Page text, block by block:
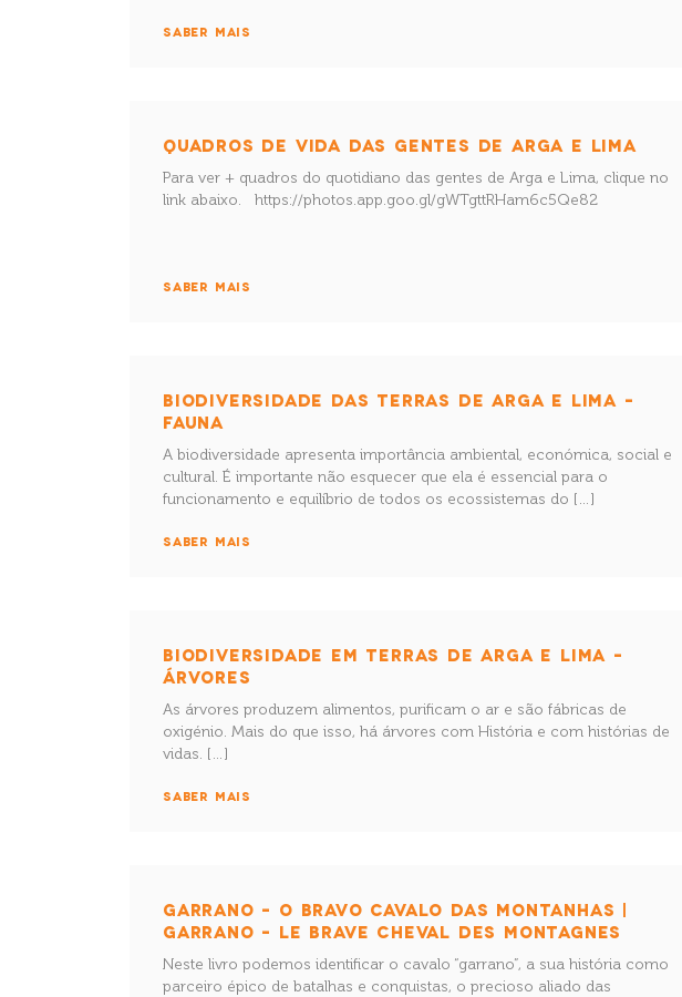
SABER MAIS
QUADROS DE VIDA DAS GENTES DE ARGA E LIMA
Para ver + quadros do quotidiano das gentes de Arga e Lima, clique no
link abaixo. https://photos.app.goo.gl/gWTgttRHam6c5Qe82
SABER MAIS
BIODIVERSIDADE DAS TERRAS DE ARGA E LIMA –
FAUNA
A biodiversidade apresenta importância ambiental, económica, social e
cultural. É importante não esquecer que ela é essencial para o
funcionamento e equilíbrio de todos os ecossistemas do […]
SABER MAIS
BIODIVERSIDADE EM TERRAS DE ARGA E LIMA –
ÁRVORES
As árvores produzem alimentos, purificam o ar e são fábricas de
oxigénio. Mais do que isso, há árvores com História e com histórias de
vidas. […]
SABER MAIS
GARRANO – O BRAVO CAVALO DAS MONTANHAS |
GARRANO – LE BRAVE CHEVAL DES MONTAGNES
Neste livro podemos identificar o cavalo “garrano”, a sua história como
parceiro épico de batalhas e conquistas, o precioso aliado das